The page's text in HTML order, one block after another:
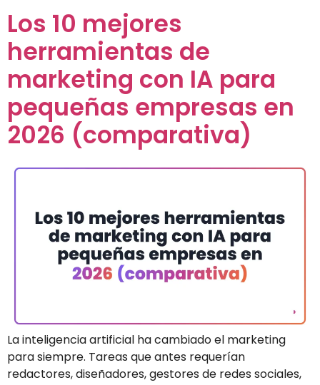
Los 10 mejores
herramientas de
marketing con IA para
pequeñas empresas en
2026 (comparativa)
La inteligencia artificial ha cambiado el marketing
para siempre. Tareas que antes requerían
redactores, diseñadores, gestores de redes sociales,